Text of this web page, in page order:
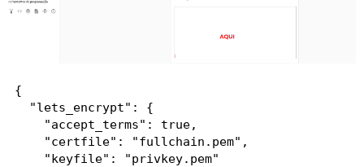
{
  "lets_encrypt": {
    "accept_terms": true,
    "certfile": "fullchain.pem",
    "keyfile": "privkey.pem"